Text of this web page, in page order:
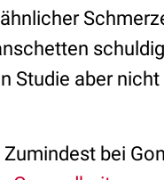
Studie aber nicht
bei